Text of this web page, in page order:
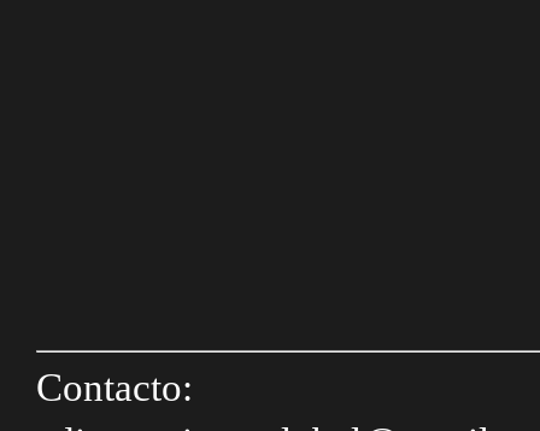
Contacto: